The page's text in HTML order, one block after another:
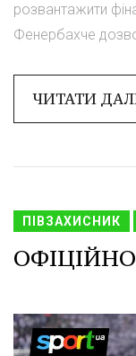
розвантажити
Фенербахче
ЧИТАТИ
ПІВЗАХИСНИК
ОФІЦІЙНО.